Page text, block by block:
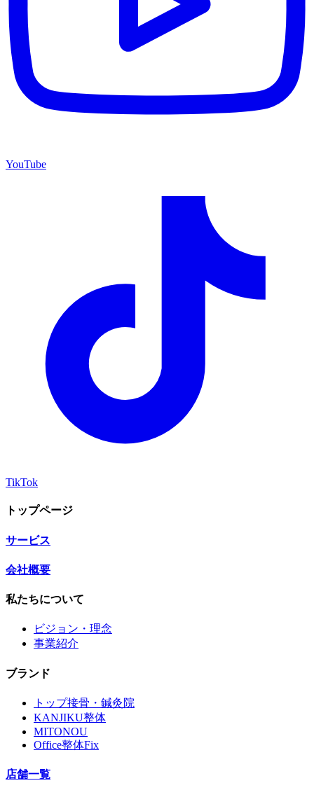
YouTube
TikTok
トップページ
サービス
会社概要
私たちについて
ビジョン・理念
事業紹介
ブランド
トップ接骨・鍼灸院
KANJIKU整体
MITONOU
Office整体Fix
店舗一覧